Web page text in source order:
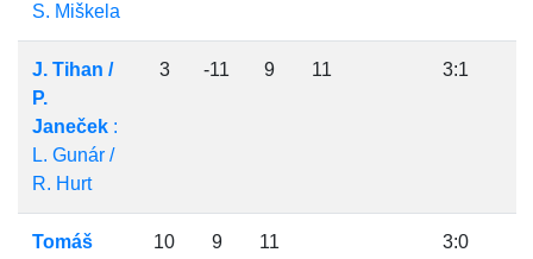
S. Miškela
J. Tihan /
P.
Janeček :
L. Gunár /
R. Hurt
3 -11 9 11 3:1
Tomáš
10 9 11 3:0